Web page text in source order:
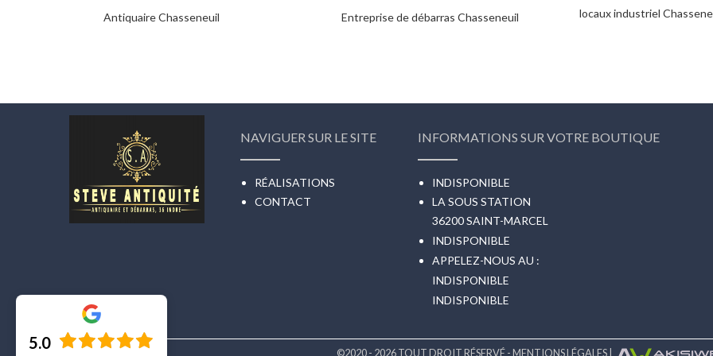
Antiquaire Chasseneuil
Entreprise de débarras Chasseneuil
locaux industriel
NAVIGUER SUR LE SITE
RÉALISATIONS
CONTACT
INFORMATIONS SUR VOTRE BOUTIQUE
INDISPONIBLE
LA SOUS STATION
36200 SAINT-MARCEL
INDISPONIBLE
APPELEZ-NOUS AU :
INDISPONIBLE
INDISPONIBLE
©2020 - 2026 TOUT DROIT RÉSERVÉ -MENTIONS LÉGALES
5.0